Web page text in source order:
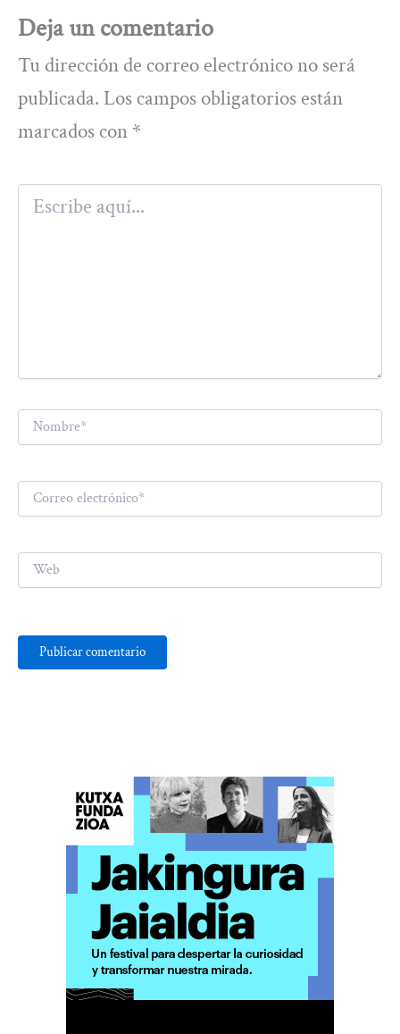
Deja un comentario
Tu dirección de correo electrónico no será
publicada. Los campos obligatorios están
marcados con *
Escribe
aquí...
Nombre*
Correo
electrónico*
Web